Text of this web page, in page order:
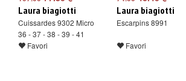
Laura biagiotti
Cuissardes 9302 Micro
36 - 37 - 38 - 39 - 41
Favori
Laura biagiotti
Escarpins 8991
Favori